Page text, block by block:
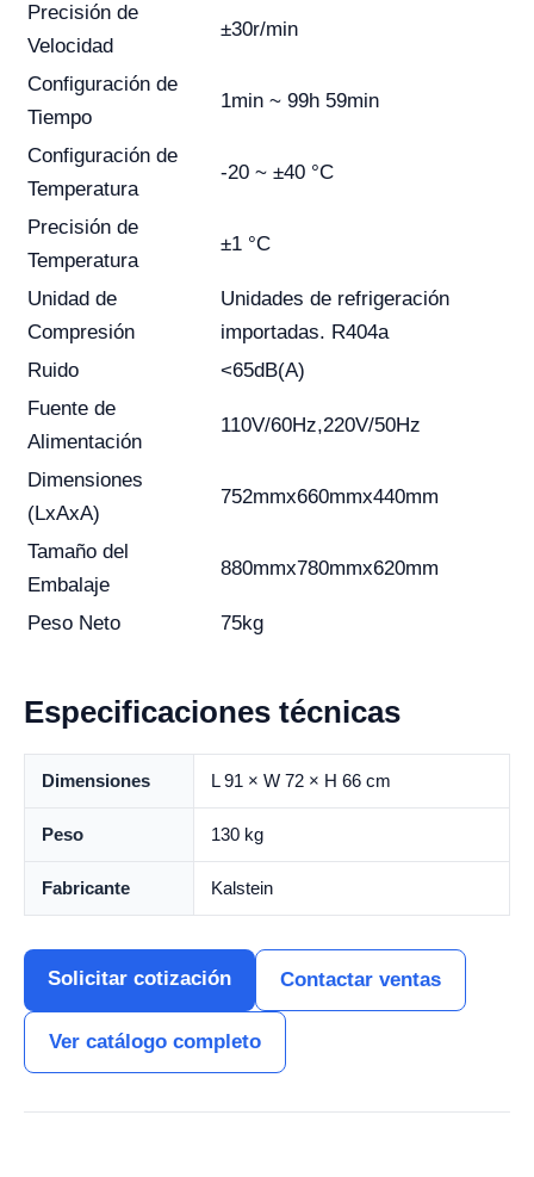
Precisión de
Velocidad
±30r/min
Configuración de
Tiempo
1min ~ 99h 59min
Configuración de
Temperatura
-20 ~ ±40 °C
Precisión de
Temperatura
±1 °C
Unidad de
Compresión
Unidades de refrigeración
importadas. R404a
Ruido
<65dB(A)
Fuente de
Alimentación
110V/60Hz,220V/50Hz
Dimensiones
(LxAxA)
752mmx660mmx440mm
Tamaño del
Embalaje
880mmx780mmx620mm
Peso Neto 75kg
Especificaciones técnicas
Dimensiones L 91 × W 72 × H 66 cm
Peso 130 kg
Fabricante Kalstein
Solicitar cotización Contactar ventas
Ver catálogo completo